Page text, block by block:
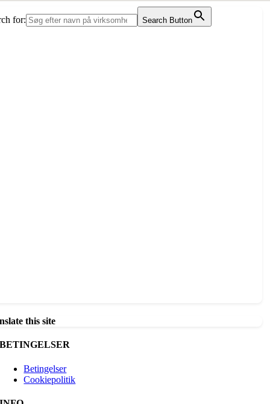
for: Search Button
this site
BETINGELSER
Betingelser
Cookiepolitik